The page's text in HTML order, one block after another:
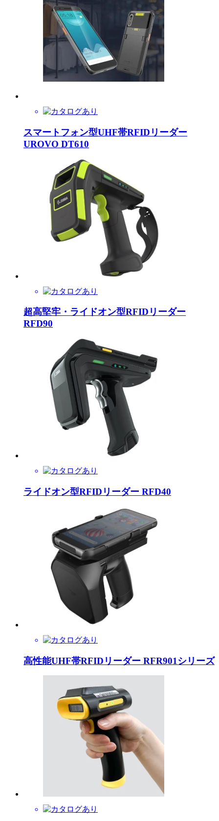
スマートフォン型UHF帯RFIDリーダー
UROVO DT610
超高堅牢・ライドオン型RFIDリーダー
RFD90
ライドオン型RFIDリーダー RFD40
高性能UHF帯RFIDリーダー RFR901シリーズ